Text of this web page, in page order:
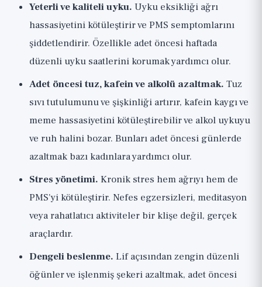
Yeterli ve kaliteli uyku. Uyku eksikliği ağrı
hassasiyetini kötüleştirir ve PMS semptomlarını
şiddetlendirir. Özellikle adet öncesi haftada
düzenli uyku saatlerini korumak yardımcı olur.
Adet öncesi tuz, kafein ve alkolü azaltmak. Tuz
sıvı tutulumunu ve şişkinliği artırır, kafein kaygı ve
meme hassasiyetini kötüleştirebilir ve alkol uykuyu
ve ruh halini bozar. Bunları adet öncesi günlerde
azaltmak bazı kadınlara yardımcı olur.
Stres yönetimi. Kronik stres hem ağrıyı hem de
PMS'yi kötüleştirir. Nefes egzersizleri, meditasyon
veya rahatlatıcı aktiviteler bir klişe değil, gerçek
araçlardır.
Dengeli beslenme. Lif açısından zengin düzenli
öğünler ve işlenmiş şekeri azaltmak, adet öncesi